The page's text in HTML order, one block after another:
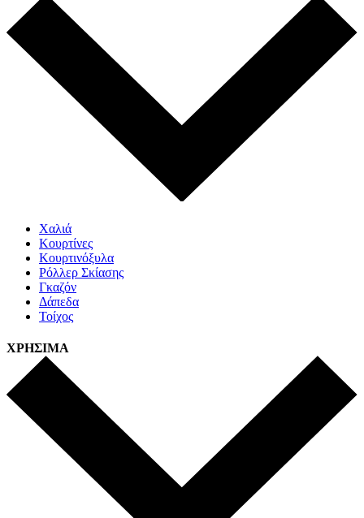
Χαλιά
Κουρτίνες
Κουρτινόξυλα
Ρόλλερ Σκίασης
Γκαζόν
Δάπεδα
Τοίχος
ΧΡΗΣΙΜΑ